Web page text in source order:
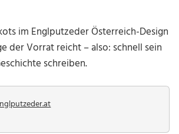
im Englputzeder Österreich-Design
der Vorrat reicht – also: schnell sein
schreiben.